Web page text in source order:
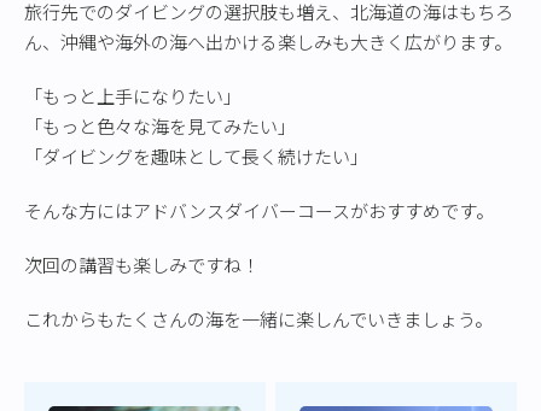
旅行先でのダイビングの選択肢も増え、北海道の海はもちろ
ん、沖縄や海外の海へ出かける楽しみも大きく広がります。
「もっと上手になりたい」
「もっと色々な海を見てみたい」
「ダイビングを趣味として長く続けたい」
そんな方にはアドバンスダイバーコースがおすすめです。
次回の講習も楽しみですね！
これからもたくさんの海を一緒に楽しんでいきましょう。